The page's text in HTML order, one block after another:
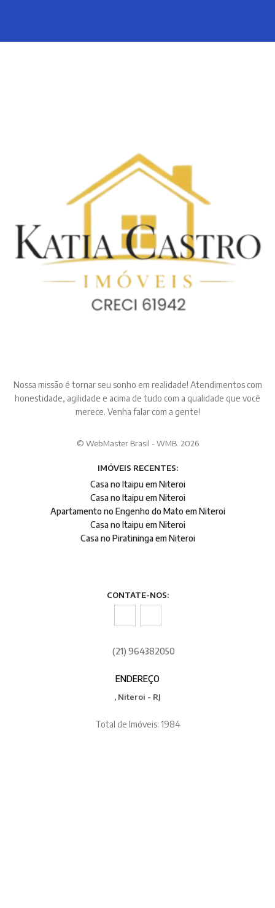
Nossa missão é tornar seu sonho em realidade! Atendimentos com
honestidade, agilidade e acima de tudo com a qualidade que você
merece. Venha falar com a gente!
© WebMaster Brasil - WMB. 2026
IMÓVEIS RECENTES:
Casa no Itaipu em Niteroi
Casa no Itaipu em Niteroi
Apartamento no Engenho do Mato em Niteroi
Casa no Itaipu em Niteroi
Casa no Piratininga em Niteroi
CONTATE-NOS:
(21) 964382050
ENDEREÇO
, Niteroi - RJ
Total de Imóveis: 1984